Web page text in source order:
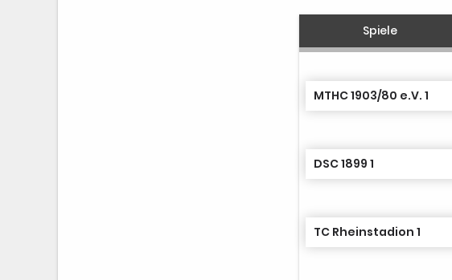
Spiele
MTHC 1903/80 e.V. 1
DSC 1899 1
TC Rheinstadion 1